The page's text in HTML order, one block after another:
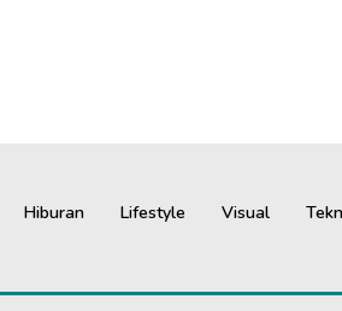
Hiburan Lifestyle Visual